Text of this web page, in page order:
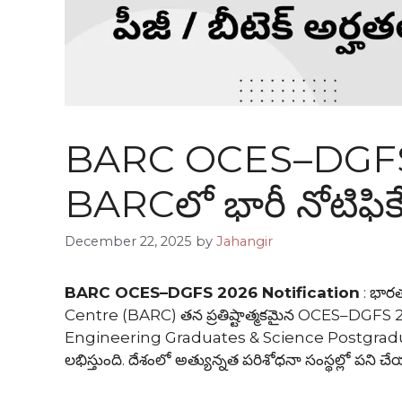
BARC
BARCలో భారీ
December 22, 2025 by Jahangir
BARC OCES–DGFS 2026 Notification :
Centre (BARC) తన ప్రతిష్టాత్మకమైన
Engineering Graduates & Science
లభిస్తుంది. దేశంలో అత్యున్నత పరిశోధనా సంస్థల్లో పని